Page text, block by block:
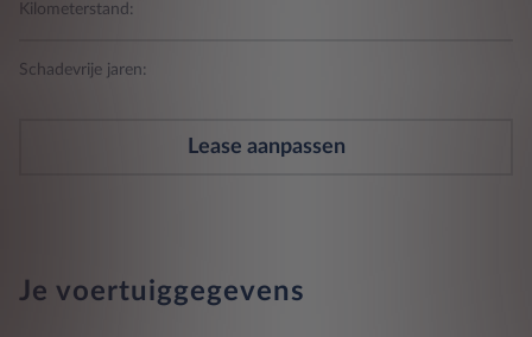
Kilometerstand:
Schadevrije jaren:
Lease aanpassen
Je voertuiggegevens